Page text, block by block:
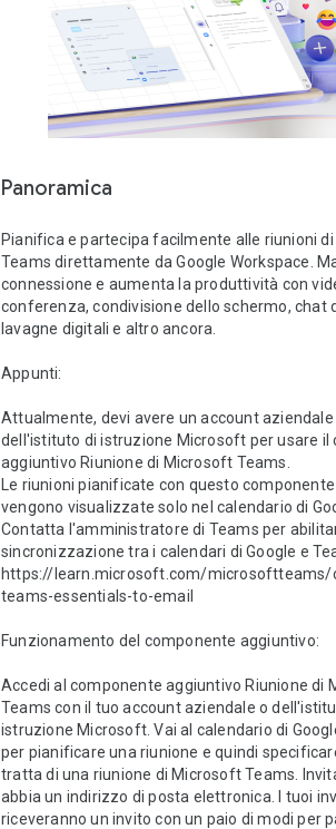
Panoramica
Pianifica e partecipa facilmente alle riunioni
Teams direttamente da Google Workspace.
connessione e aumenta la produttività con
conferenza, condivisione dello schermo, chat
lavagne digitali e altro ancora.
Appunti:
Attualmente, devi avere un account aziendale
dell'istituto di istruzione Microsoft per usare il
aggiuntivo Riunione di Microsoft Teams.
Le riunioni pianificate con questo
vengono visualizzate solo nel calendario di
Contatta l'amministratore di Teams per
sincronizzazione tra i calendari di Google e
https://learn.microsoft.com/microsoftteams/
teams-essentials-to-email
Funzionamento del componente aggiuntivo:
Accedi al componente aggiuntivo Riunione di
Teams con il tuo account aziendale o
istruzione Microsoft. Vai al calendario di
per pianificare una riunione e quindi
tratta di una riunione di Microsoft Teams.
abbia un indirizzo di posta elettronica. I tuoi
riceveranno un invito con un paio di modi per